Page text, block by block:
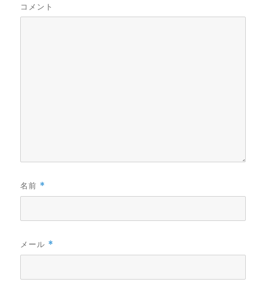
コメント
名前 *
メール *